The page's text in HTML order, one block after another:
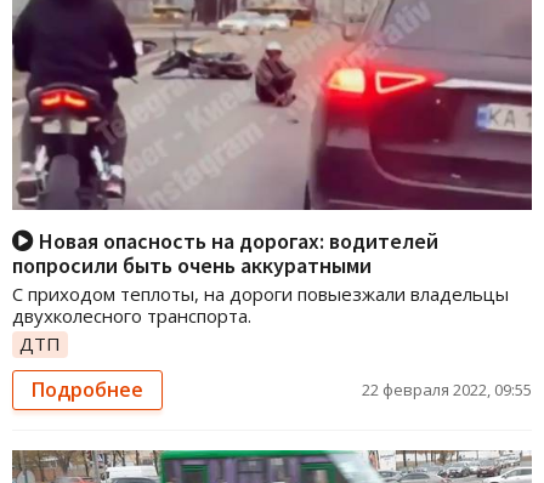
Новая опасность на дорогах: водителей
попросили быть очень аккуратными
С приходом теплоты, на дороги повыезжали владельцы
двухколесного транспорта.
ДТП
Подробнее 22 февраля 2022, 09:55